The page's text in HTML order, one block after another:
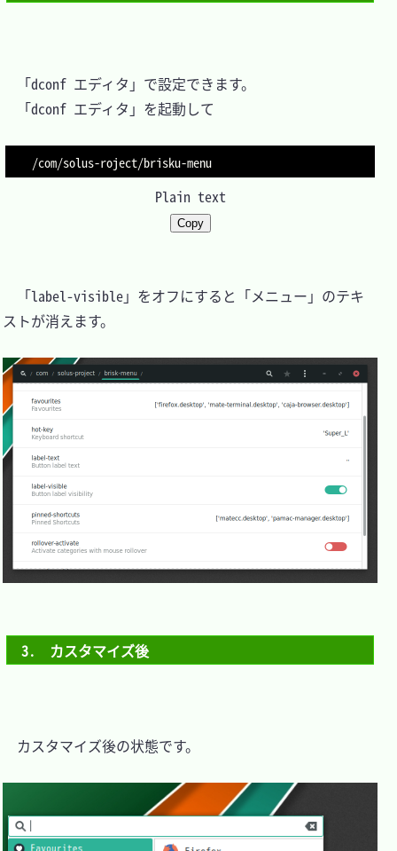
「dconf エディタ」で設定できます。
「dconf エディタ」を起動して
Plain text
Copy
「label-visible」をオフにすると「メニュー」のテキ
ストが消えます。
3.　カスタマイズ後
カスタマイズ後の状態です。